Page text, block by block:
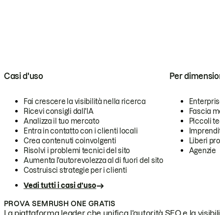
Casi d'uso
Fai crescere la visibilità nella ricerca
Ricevi consigli dall'IA
Analizza il tuo mercato
Entra in contatto con i clienti locali
Crea contenuti coinvolgenti
Risolvi i problemi tecnici del sito
Aumenta l'autorevolezza al di fuori del sito
Costruisci strategie per i clienti
Vedi tutti i casi d'uso
Per
Fascia
Piccoli
Liberi
Agenzie
PROVA SEMRUSH ONE GRATIS
La piattaforma leader che unifica l'autorità SEO e la